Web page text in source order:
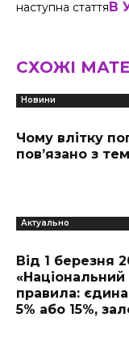
наступна статтяВ
СХОЖІ
Новини
Чому влітку
пов’язано з
Актуально
Від 1 березня
правила: єдина
5% або 15%,